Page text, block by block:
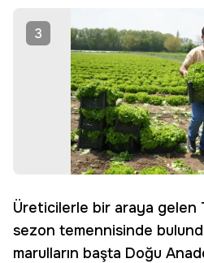
3
Üreticilerle bir araya gelen
sezon temennisinde
marulların başta Doğu